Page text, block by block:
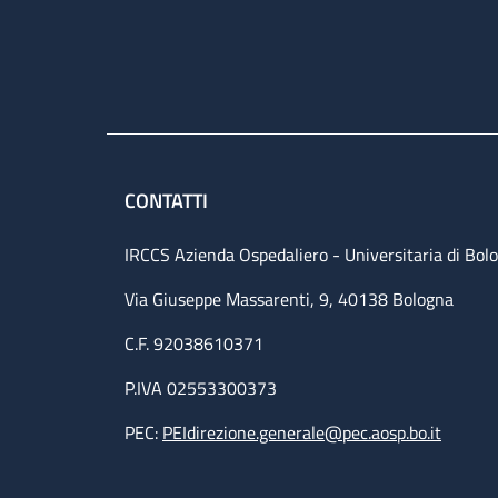
CONTATTI
IRCCS Azienda Ospedaliero - Universitaria di
Via Giuseppe Massarenti, 9, 40138 Bologna
C.F. 92038610371
P.IVA 02553300373
PEC: PEIdirezione.generale@pec.aosp.bo.it